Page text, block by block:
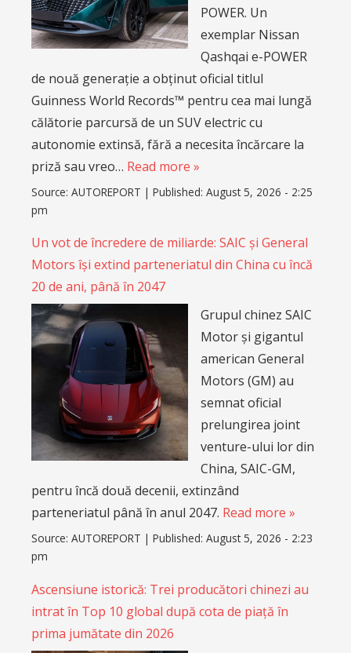
POWER. Un
exemplar Nissan
Qashqai e-POWER
de nouă generație a obținut oficial titlul
Guinness World Records™ pentru cea mai lungă
călătorie parcursă de un SUV electric cu
autonomie extinsă, fără a necesita încărcare la
priză sau vreo… Read more »
Source: AUTOREPORT | Published: August 5, 2026 - 2:25
pm
Un vot de încredere de miliarde: SAIC și General
Motors își extind parteneriatul din China cu încă
20 de ani, până în 2047
Grupul chinez SAIC
Motor și gigantul
american General
Motors (GM) au
semnat oficial
prelungirea joint
venture-ului lor din
China, SAIC-GM,
pentru încă două decenii, extinzând
parteneriatul până în anul 2047. Read more »
Source: AUTOREPORT | Published: August 5, 2026 - 2:23
pm
Ascensiune istorică: Trei producători chinezi au
intrat în Top 10 global după cota de piață în
prima jumătate din 2026